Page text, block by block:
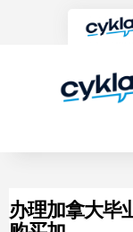
办理加拿大毕